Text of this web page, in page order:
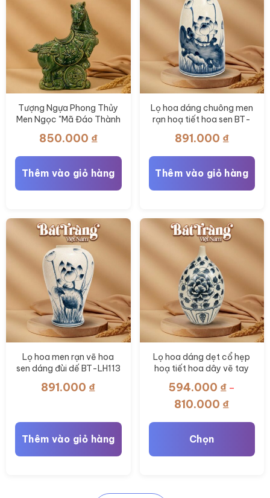
Tượng Ngựa Phong Thủy
Men Ngọc "Mã Đáo Thành
850.000 ₫
Thêm vào giỏ hàng
Lọ hoa dáng chuông men
rạn hoạ tiết hoa sen BT-
891.000 ₫
Thêm vào giỏ hàng
Lọ hoa men rạn vẽ hoa
sen dáng đùi dế BT-LH113
891.000 ₫
Thêm vào giỏ hàng
Lọ hoa dáng dẹt cổ hẹp
hoạ tiết hoa dây vẽ tay
594.000 ₫ –
810.000 ₫Khoảng
Chọn